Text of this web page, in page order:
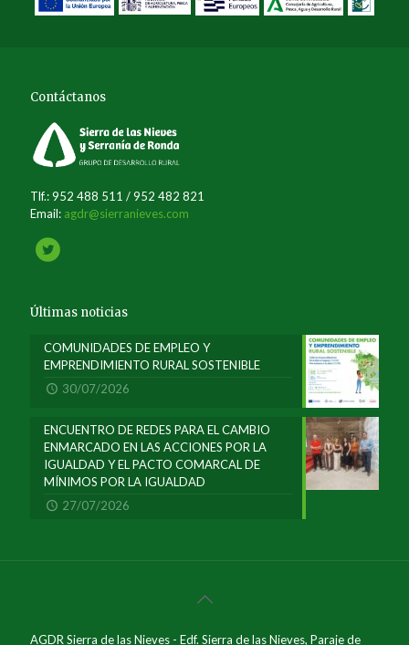
Contáctanos
Tlf.: 952 488 511 / 952 482 821
Email: agdr@sierranieves.com
Últimas noticias
COMUNIDADES DE EMPLEO Y
EMPRENDIMIENTO RURAL SOSTENIBLE
30/07/2026
ENCUENTRO DE REDES PARA EL CAMBIO
ENMARCADO EN LAS ACCIONES POR LA
IGUALDAD Y EL PACTO COMARCAL DE
MÍNIMOS POR LA IGUALDAD
27/07/2026
AGDR Sierra de las Nieves - Edf. Sierra de las Nieves, Paraje de